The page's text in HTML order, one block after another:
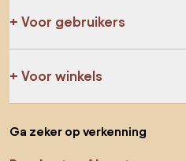
Voor gebruikers
Voor winkels
Ga zeker op verkenning